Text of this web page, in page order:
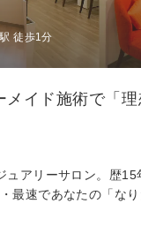
徒歩1分
イド施術で「
ュアリーサロン。歴
最速であなたの「な